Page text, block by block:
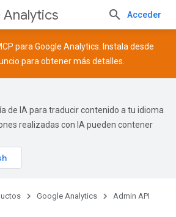
Analytics Acceder
para Google Analytics. Instala desde
para obtener más detalles.
de IA para traducir contenido a tu idioma
realizadas con IA pueden contener
Google Analytics
Admin API